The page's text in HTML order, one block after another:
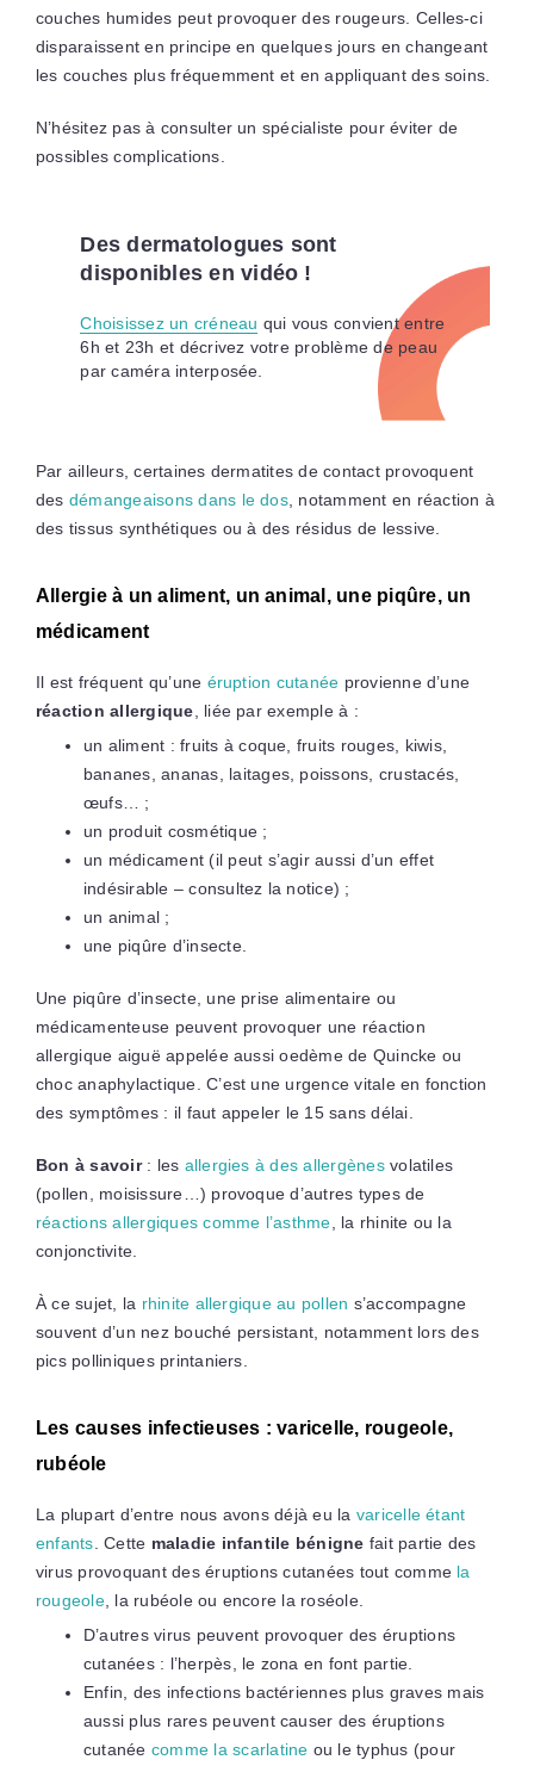
couches humides peut provoquer des rougeurs. Celles-ci
disparaissent en principe en quelques jours en changeant
les couches plus fréquemment et en appliquant des soins.
N’hésitez pas à consulter un spécialiste pour éviter de
possibles complications.
Des dermatologues sont
disponibles en vidéo !
Choisissez un créneau qui vous convient entre
6h et 23h et décrivez votre problème de peau
par caméra interposée.
Par ailleurs, certaines dermatites de contact provoquent
des démangeaisons dans le dos, notamment en réaction à
des tissus synthétiques ou à des résidus de lessive.
Allergie à un aliment, un animal, une piqûre, un
médicament
Il est fréquent qu’une éruption cutanée provienne d’une
réaction allergique , liée par exemple à :
un aliment : fruits à coque, fruits rouges, kiwis,
bananes, ananas, laitages, poissons, crustacés,
œufs… ;
un produit cosmétique ;
un médicament (il peut s’agir aussi d’un effet
indésirable – consultez la notice) ;
un animal ;
une piqûre d’insecte.
Une piqûre d’insecte, une prise alimentaire ou
médicamenteuse peuvent provoquer une réaction
allergique aiguë appelée aussi oedème de Quincke ou
choc anaphylactique. C’est une urgence vitale en fonction
des symptômes : il faut appeler le 15 sans délai.
Bon à savoir: les allergies à des allergènesvolatiles
(pollen, moisissure…) provoque d’autres types de
réactions allergiques comme l’asthme , la rhinite ou la
conjonctivite.
À ce sujet, la rhinite allergique au pollen s’accompagne
souvent d’un nez bouché persistant, notamment lors des
pics polliniques printaniers.
Les causes infectieuses : varicelle, rougeole,
rubéole
La plupart d’entre nous avons déjà eu la varicelle étant
enfants . Cette maladie infantile bénigne fait partie des
virus provoquant des éruptions cutanées tout comme la
rougeole, la rubéole ou encore la roséole.
D’autres virus peuvent provoquer des éruptions
cutanées : l’herpès, le zona en font partie.
Enfin, des infections bactériennes plus graves mais
aussi plus rares peuvent causer des éruptions
cutanée comme la scarlatine ou le typhus (pour